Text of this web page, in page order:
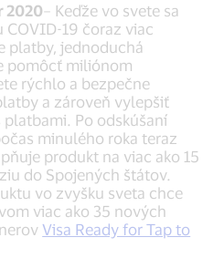
2020– Keďže vo svete sa
19 čoraz viac
platby, jednoduchá
pomôcť miliónom
rýchlo a bezpečne
a zároveň vylepšiť
Po odskúšaní
minulého roka teraz
produkt na viac ako 15
do Spojených štátov.
vo zvyšku sveta chce
viac ako 35 nových
Visa Ready for Tap to